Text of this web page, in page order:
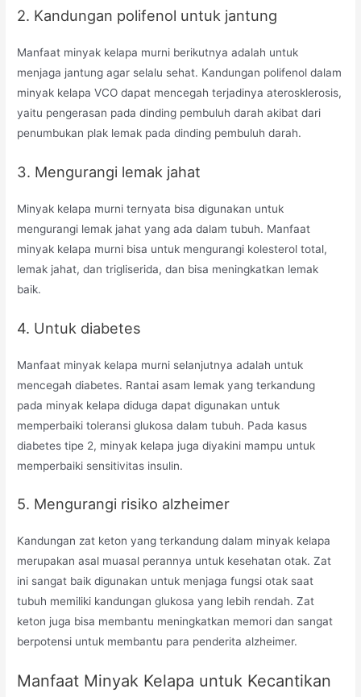
2. Kandungan polifenol untuk jantung
Manfaat minyak kelapa murni berikutnya adalah untuk
menjaga jantung agar selalu sehat. Kandungan polifenol dalam
minyak kelapa VCO dapat mencegah terjadinya aterosklerosis,
yaitu pengerasan pada dinding pembuluh darah akibat dari
penumbukan plak lemak pada dinding pembuluh darah.
3. Mengurangi lemak jahat
Minyak kelapa murni ternyata bisa digunakan untuk
mengurangi lemak jahat yang ada dalam tubuh. Manfaat
minyak kelapa murni bisa untuk mengurangi kolesterol total,
lemak jahat, dan trigliserida, dan bisa meningkatkan lemak
baik.
4. Untuk diabetes
Manfaat minyak kelapa murni selanjutnya adalah untuk
mencegah diabetes. Rantai asam lemak yang terkandung
pada minyak kelapa diduga dapat digunakan untuk
memperbaiki toleransi glukosa dalam tubuh. Pada kasus
diabetes tipe 2, minyak kelapa juga diyakini mampu untuk
memperbaiki sensitivitas insulin.
5. Mengurangi risiko alzheimer
Kandungan zat keton yang terkandung dalam minyak kelapa
merupakan asal muasal perannya untuk kesehatan otak. Zat
ini sangat baik digunakan untuk menjaga fungsi otak saat
tubuh memiliki kandungan glukosa yang lebih rendah. Zat
keton juga bisa membantu meningkatkan memori dan sangat
berpotensi untuk membantu para penderita alzheimer.
Manfaat Minyak Kelapa untuk Kecantikan